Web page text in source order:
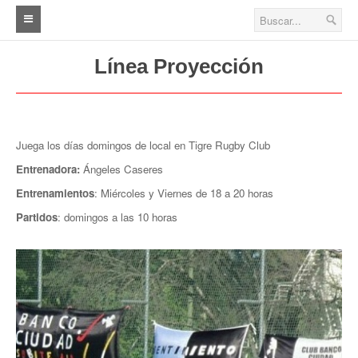
Fútbol
Primera B (A.B.A.D)
Primera (A.I.F.A)
Cuarta
Quinta
Sexta
Séptima
Veteranos A
Línea Proyección
Juega los días domingos de local en Tigre Rugby Club
Entrenadora: Ángeles Caseres
Entrenamientos: Miércoles y Viernes de 18 a 20 horas
Partidos: domingos a las 10 horas